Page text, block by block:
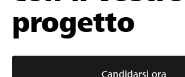
progetto
Candidarsi ora